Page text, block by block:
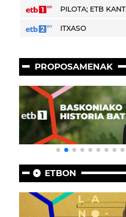
PILOTA; ETB
ITXASO
PROPOSAMENAK
ETBON